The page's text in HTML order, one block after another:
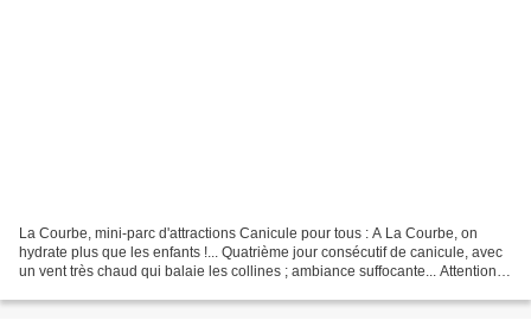
La Courbe, mini-parc d'attractions Canicule pour tous : A La Courbe, on
hydrate plus que les enfants !... Quatrième jour consécutif de canicule, avec
un vent très chaud qui balaie les collines ; ambiance suffocante... Attention